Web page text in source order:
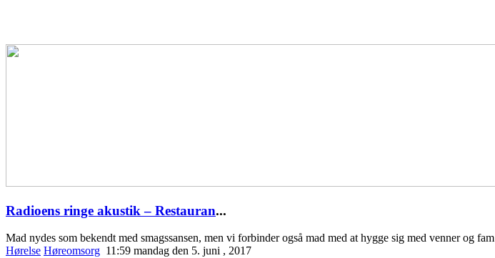
Radioens ringe akustik – Restauran...
Mad nydes som bekendt med smagssansen, men vi forbinder også mad med at hygge sig med venner og fam
Hørelse Høreomsorg 11:59 mandag den 5. juni , 2017